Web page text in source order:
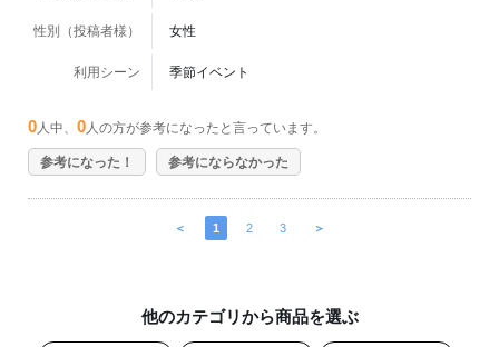
性別（投稿者様） 女性
利用シーン 季節イベント
0 人中、 0 人の方が参考になったと言っています。
参考になった！ 参考にならなかった
＜ 1 2 3 ＞
他のカテゴリから商品を選ぶ